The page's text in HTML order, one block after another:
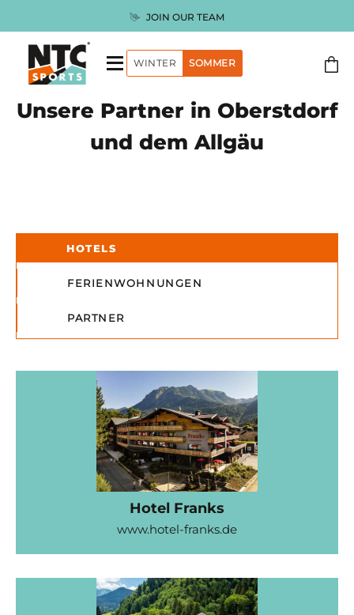
Inhalt
springen
WINTER SOMMER
Unsere Partner in Oberstdorf
und dem Allgäu
HOTELS
FERIENWOHNUNGEN
PARTNER
Hotel Franks
www.hotel-franks.de